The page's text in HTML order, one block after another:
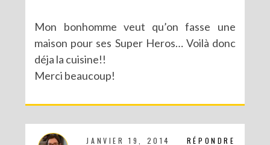
Mon bonhomme veut qu’on fasse une
maison pour ses Super Heros… Voilà donc
déja la cuisine!!
Merci beaucoup!
RÉPONDRE
JANVIER 19, 2014